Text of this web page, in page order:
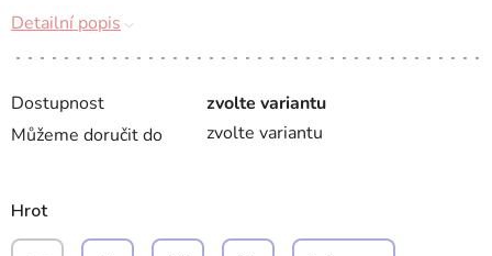
Dostupnost
zvolte variantu
Můžeme doručit do
zvolte variantu
Hrot
Detailní popis